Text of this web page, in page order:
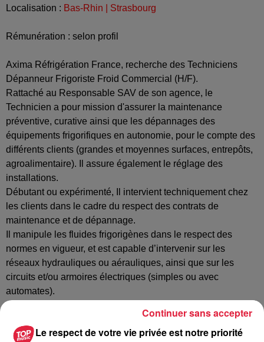
Localisation : Bas-Rhin | Strasbourg
Rémunération : selon profil
Axima Réfrigération France, recherche des Techniciens
Dépanneur Frigoriste Froid Commercial (H/F).
Rattaché au Responsable SAV de son agence, le
Technicien a pour mission d'assurer la maintenance
préventive, curative ainsi que les dépannages des
équipements frigorifiques en autonomie, pour le compte des
différents clients (grandes et moyennes surfaces, entrepôts,
agroalimentaire). Il assure également le réglage des
installations.
Débutant ou expérimenté, Il intervient techniquement chez
les clients dans le cadre du respect des contrats de
maintenance et de dépannage.
Il manipule les fluides frigorigènes dans le respect des
normes en vigueur, et est capable d’intervenir sur les
réseaux hydrauliques ou aérauliques, ainsi que sur les
circuits et/ou armoires électriques (simples ou avec
automates).
Il contribue à la satisfaction des clients dans le respect des
engagements contractuels (temps, délais, qualité de
service).Le respect de votre vie privée est notre priorité
Continuer sans accepter